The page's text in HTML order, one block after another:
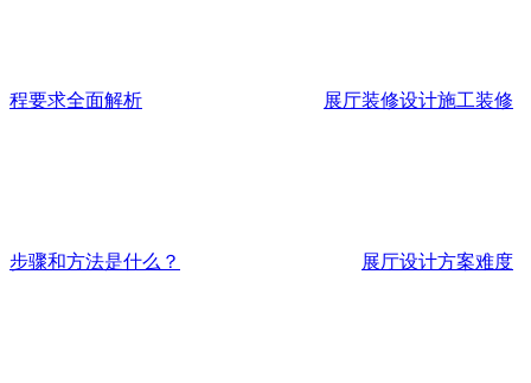
程要求全面解析 展厅装修设计施工装修
步骤和方法是什么？ 展厅设计方案难度